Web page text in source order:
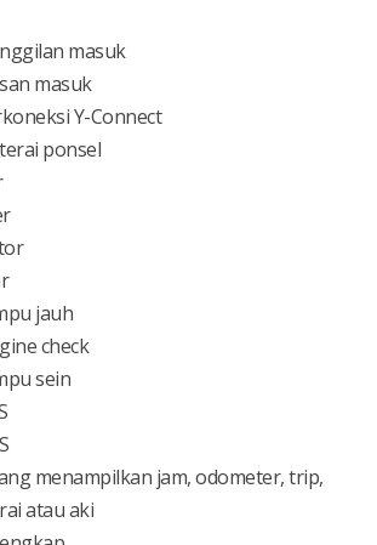
masuk
masuk
Y-Connect
ponsel
jauh
check
sein
menampilkan jam, odometer, trip,
atau aki